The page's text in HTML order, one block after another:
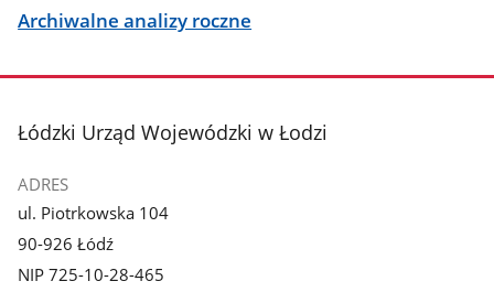
Archiwalne analizy roczne
stopka
Łódzki Urząd Wojewódzki w Łodzi
ADRES
ul. Piotrkowska 104
90-926 Łódź
NIP 725-10-28-465